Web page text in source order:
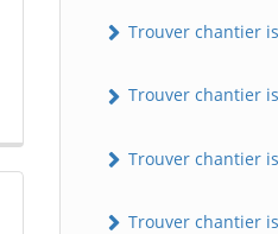
Trouver chantier
Trouver chantier
Trouver chantier
Trouver chantier